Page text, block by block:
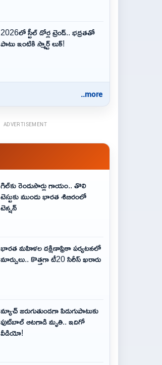
2026లో స్టీల్ డోర్ల ట్రెండ్.. భద్రతతో
పాటు ఇంటికి స్మార్ట్ లుక్!
..more
ADVERTISEMENT
గిల్‌కు రెండుసార్లు గాయం.. తొలి
టెస్టుకు ముందు భారత శిబిరంలో
టెన్షన్
భారత మహిళల దక్షిణాఫ్రికా పర్యటనలో
మార్పులు.. కొత్తగా టీ20 సిరీస్ ఖరారు
మ్యాచ్ జరుగుతుండగా పిడుగుపాటుకు
ఫుట్‌బాల్ ఆటగాడి మృతి.. ఇదిగో
వీడియో!